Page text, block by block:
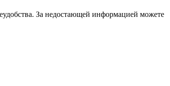
За недостающей информацией можете